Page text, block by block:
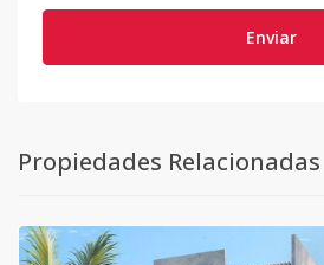
Enviar
Propiedades Relacionadas